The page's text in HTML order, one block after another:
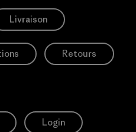
Livraison
Retours
Login